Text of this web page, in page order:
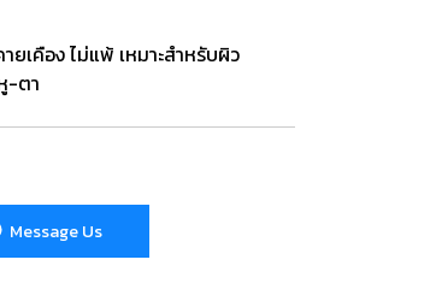
ยเคือง ไม่แพ้ เหมาะสำหรับผิว
-ตา
Message Us